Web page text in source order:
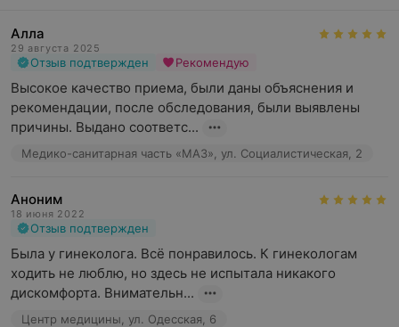
Алла
29 августа 2025
Отзыв подтвержден Рекомендую
Высокое качество приема, были даны объяснения и
рекомендации, после обследования, были выявлены
причины. Выдано соответс...
Медико-санитарная часть «МАЗ», ул. Социалистическая, 2
Аноним
18 июня 2022
Отзыв подтвержден
Была у гинеколога. Всё понравилось. К гинекологам
ходить не люблю, но здесь не испытала никакого
дискомфорта. Внимательн...
Центр медицины, ул. Одесская, 6